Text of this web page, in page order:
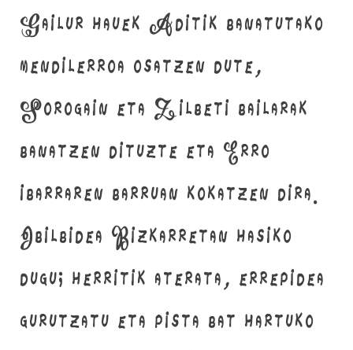
Gailur hauek Aditik banatutako
mendilerroa osatzen dute,
Sorogain eta Zilbeti bailarak
banatzen dituzte eta Erro
ibarraren barruan kokatzen dira.
Ibilbidea Bizkarretan hasiko
dugu; herritik aterata, errepidea
gurutzatu eta pista bat hartuko